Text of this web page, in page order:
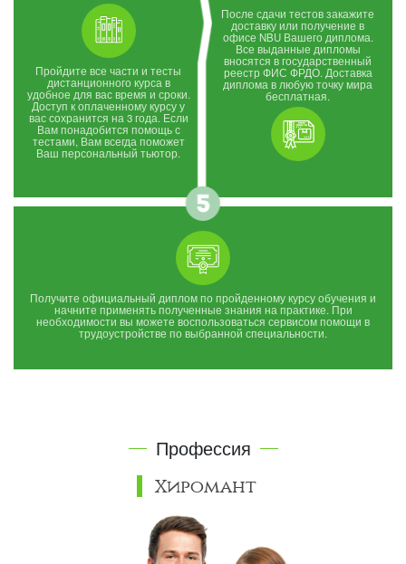
Пройдите все части и тесты
дистанционного курса в
удобное для вас время и сроки.
Доступ к оплаченному курсу у
вас сохранится на 3 года. Если
Вам понадобится помощь с
тестами, Вам всегда поможет
Ваш персональный тьютор.
После сдачи тестов закажите
доставку или получение в
офисе NBU Вашего диплома.
Все выданные дипломы
вносятся в государственный
реестр ФИС ФРДО. Доставка
диплома в любую точку мира
бесплатная.
Получите официальный диплом по пройденному курсу обучения и
начните применять полученные знания на практике. При
необходимости вы можете воспользоваться сервисом помощи в
трудоустройстве по выбранной специальности.
Профессия
Хиромант